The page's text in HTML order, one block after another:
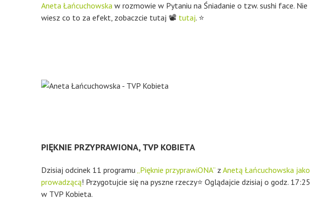
Aneta Łańcuchowska w rozmowie w Pytaniu na Śniadanie o tzw. sushi face. Nie
wiesz co to za efekt, zobaczcie tutaj 📽 tutaj. ⭐
PIĘKNIE PRZYPRAWIONA, TVP KOBIETA
Dzisiaj odcinek 11 programu„Pięknie przyprawiONA” z Anetą Łańcuchowska jako
prowadzącą! Przygotujcie się na pyszne rzeczy⭐ Oglądajcie dzisiaj o godz. 17:25
w TVP Kobieta.